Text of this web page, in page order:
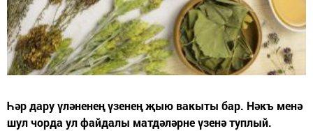
Һәр дару үләненең үзенең җыю вакыты бар. Нәкъ менә
шул чорда ул файдалы матдәләрне үзенә туплый.